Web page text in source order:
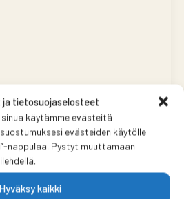
ja tietosuojaselosteet
käytämme evästeitä
evästeiden käytölle
nappulaa. Pystyt muuttamaan
Hyväksy kaikki